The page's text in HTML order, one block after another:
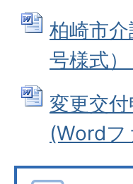
柏崎市
号様式
変更交
(Wordフ